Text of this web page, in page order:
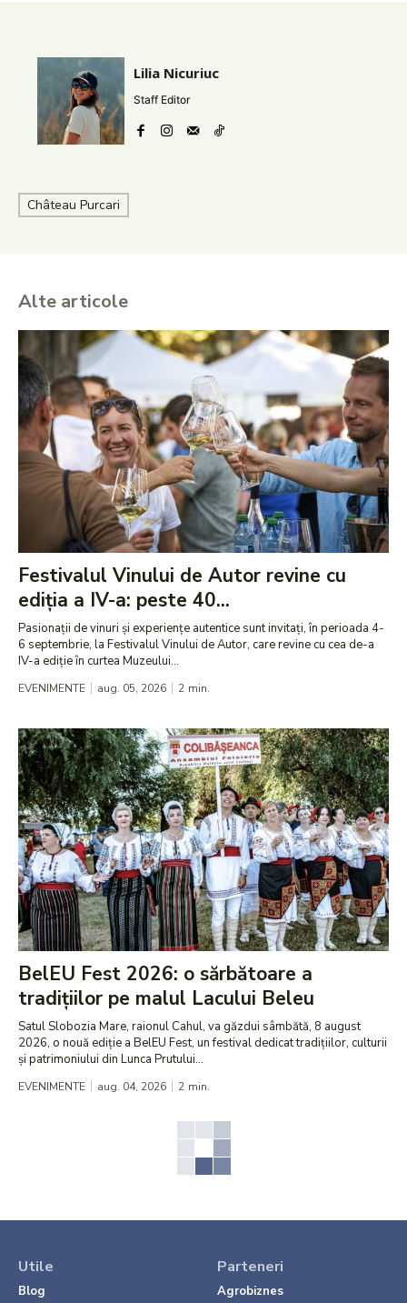
Lilia Nicuriuc
Staff Editor
Château Purcari
Alte articole
Festivalul Vinului de Autor revine cu
ediția a IV-a: peste 40...
Pasionații de vinuri și experiențe autentice sunt invitați, în perioada 4-
6 septembrie, la Festivalul Vinului de Autor, care revine cu cea de-a
IV-a ediție în curtea Muzeului...
EVENIMENTE aug. 05, 2026 2 min.
BelEU Fest 2026: o sărbătoare a
tradițiilor pe malul Lacului Beleu
Satul Slobozia Mare, raionul Cahul, va găzdui sâmbătă, 8 august
2026, o nouă ediție a BelEU Fest, un festival dedicat tradițiilor, culturii
și patrimoniului din Lunca Prutului...
EVENIMENTE aug. 04, 2026 2 min.
Utile
Blog
Parteneri
Agrobiznes